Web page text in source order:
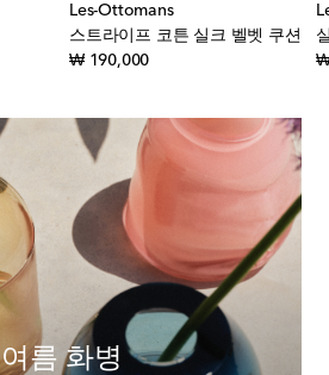
Les-Ottomans
스트라이프 코튼 실크 벨벳 쿠션
₩ 190,000original price
₩
여름 화병